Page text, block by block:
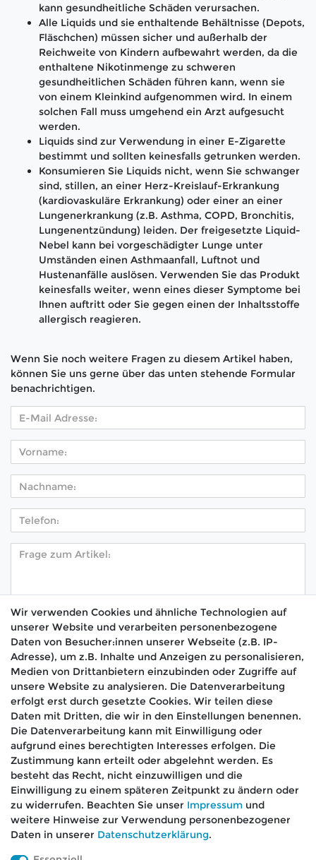
kann gesundheitliche Schäden verursachen.
Alle Liquids und sie enthaltende Behältnisse (Depots,
Fläschchen) müssen sicher und außerhalb der
Reichweite von Kindern aufbewahrt werden, da die
enthaltene Nikotinmenge zu schweren
gesundheitlichen Schäden führen kann, wenn sie
von einem Kleinkind aufgenommen wird. In einem
solchen Fall muss umgehend ein Arzt aufgesucht
werden.
Liquids sind zur Verwendung in einer E-Zigarette
bestimmt und sollten keinesfalls getrunken werden.
Konsumieren Sie Liquids nicht, wenn Sie schwanger
sind, stillen, an einer Herz-Kreislauf-Erkrankung
(kardiovaskuläre Erkrankung) oder einer an einer
Lungenerkrankung (z.B. Asthma, COPD, Bronchitis,
Lungenentzündung) leiden. Der freigesetzte Liquid-
Nebel kann bei vorgeschädigter Lunge unter
Umständen einen Asthmaanfall, Luftnot und
Hustenanfälle auslösen. Verwenden Sie das Produkt
keinesfalls weiter, wenn eines dieser Symptome bei
Ihnen auftritt oder Sie gegen einen der Inhaltsstoffe
allergisch reagieren.
Wenn Sie noch weitere Fragen zu diesem Artikel haben,
können Sie uns gerne über das unten stehende Formular
benachrichtigen.
Hiermit bestätige ich, dass ich dieDaten­schutz­
erklärung gelesen habe. *
Absenden
🚚 Schneller Versand
📦 Kostenloser Versand ab 75 €
📞 Kostenlose Beratung per Telefon &
WhatsApp
Wir verwenden Cookies und ähnliche Technologien auf
unserer Website und verarbeiten personenbezogene
Daten von Besucher:innen unserer Webseite (z.B. IP-
Adresse), um z.B. Inhalte und Anzeigen zu personalisieren,
Medien von Drittanbietern einzubinden oder Zugriffe auf
unsere Website zu analysieren. Die Datenverarbeitung
erfolgt erst durch gesetzte Cookies. Wir teilen diese
Daten mit Dritten, die wir in den Einstellungen benennen.
Die Datenverarbeitung kann mit Einwilligung oder
aufgrund eines berechtigten Interesses erfolgen. Die
Zustimmung kann erteilt oder abgelehnt werden. Es
besteht das Recht, nicht einzuwilligen und die
Einwilligung zu einem späteren Zeitpunkt zu ändern oder
zu widerrufen. Beachten Sie unser Impressum und
weitere Hinweise zur Verwendung personenbezogener
Daten in unserer Daten­schutz­erklärung.